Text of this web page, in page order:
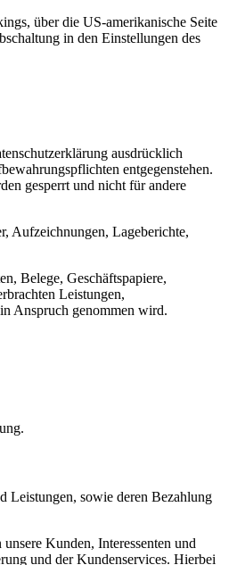
über die US-amerikanische Seite
in den Einstellungen des
ausdrücklich
entgegenstehen.
gesperrt und nicht für andere
Aufzeichnungen, Lageberichte,
Belege, Geschäftspapiere,
Leistungen,
Anspruch genommen wird.
Leistungen, sowie deren Bezahlung
Kunden, Interessenten und
und der Kundenservices. Hierbei